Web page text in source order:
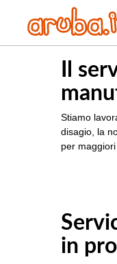
Il
Stiamo
disagio, la
per
in